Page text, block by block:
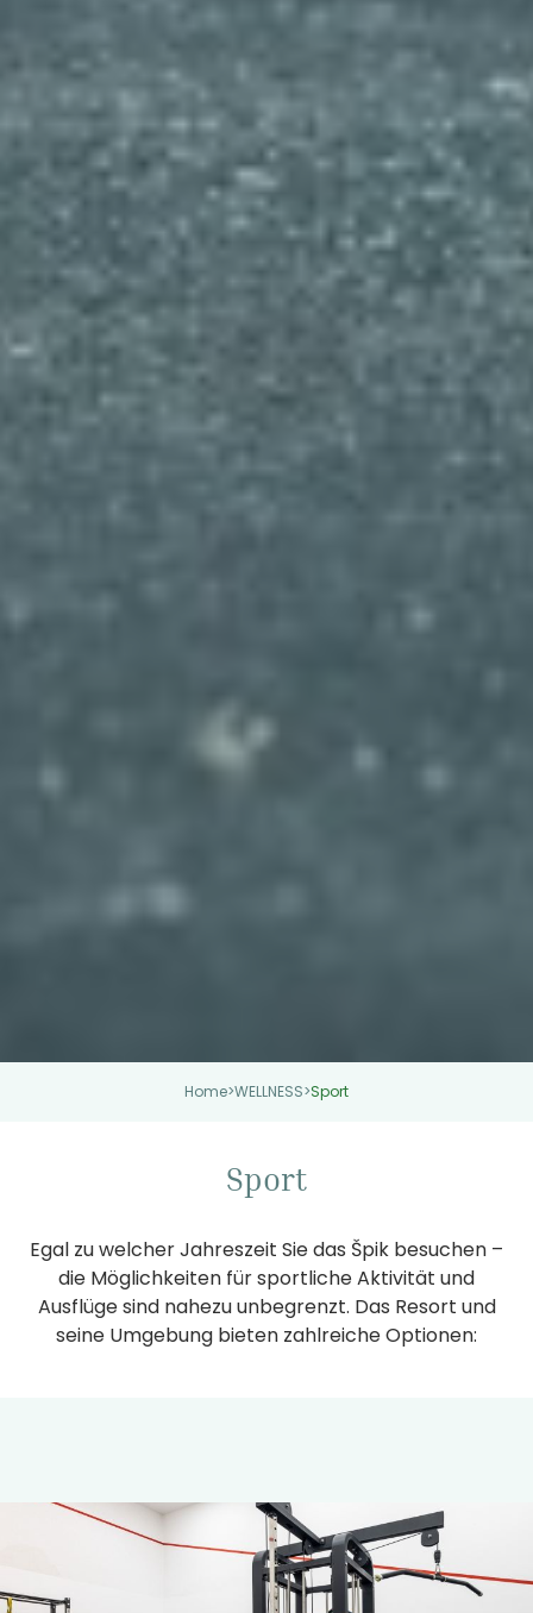
Home>WELLNESS>Sport
Sport
Egal zu welcher Jahreszeit Sie das Špik besuchen –
die Möglichkeiten für sportliche Aktivität und
Ausflüge sind nahezu unbegrenzt. Das Resort und
seine Umgebung bieten zahlreiche Optionen: